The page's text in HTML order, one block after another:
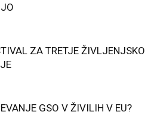
ZA TRETJE ŽIVLJENJSKO
GSO V ŽIVILIH V EU?